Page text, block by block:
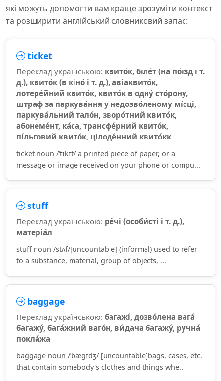
які можуть допомогти вам краще зрозуміти контекст
та розширити англійський словниковий запас:
ticket
Переклад українською: квито́к, біле́т (на по́їзд і т.
д.), квито́к (в кіно́ і т. д.), авіаквито́к,
лотере́йний квито́к, квито́к в одну́ сто́рону,
штраф за паркува́ння у недозво́леному мі́сці,
паркува́льний тало́н, зворо́тний квито́к,
абонеме́нт, ка́са, трансфе́рний квито́к,
пі́льговий квито́к, цілоде́нний квито́кк
ticket noun /ˈtɪkɪt/ a printed piece of paper, or a
message or image received on your phone or compu...
stuff
Переклад українською: ре́чі (особи́сті і т. д.),
матеріа́л
stuff noun /stʌf/[uncountable] (informal) used to refer
to a substance, material, group of objects, ...
baggage
Переклад українською: багажі́, дозво́лена вага́
багажу́, бага́жний ваго́н, ви́дача багажу́, ручна́
покла́жа
baggage noun /ˈbæɡɪdʒ/ [uncountable]bags, cases, etc.
that contain somebody's clothes and things whe...